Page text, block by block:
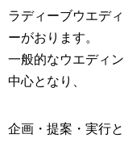
ラディーブウエデ
ーがおります。
一般的なウエディ
中心となり、
企画・提案・実行